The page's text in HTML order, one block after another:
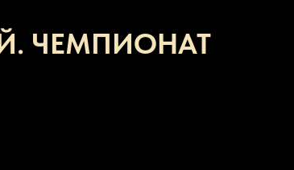
ЧЕМПИОНАТ